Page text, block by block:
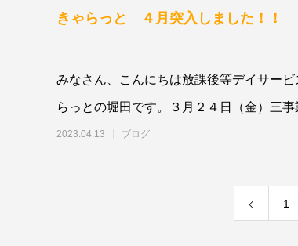
きゃらっと ４月突入しました！！
みなさん、こんにちは放課後等デイサービ
らっとの堀田です。３月２４日（金）三事
同の避難訓練を行いました📢ひとりのお
2023.04.13 ブログ
1